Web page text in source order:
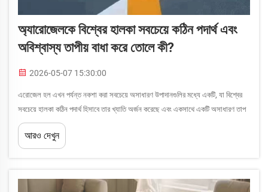
অ্যারোজেলকে বিশ্বের হালকা সবচেয়ে কঠিন পদার্থ এবং
অবিশ্বাস্য তাপীয় বাধা করে তোলে কী?
2026-05-07 15:30:00
এরোজেল হল এখন পর্যন্ত নকশা করা সবচেয়ে অসাধারণ উপাদানগুলির মধ্যে একটি, যা বিশ্বের
সবচেয়ে হালকা কঠিন পদার্থ হিসাবে তার খ্যাতি অর্জন করেছে এবং একসাথে একটি অসাধারণ তাপ
বাধা হিসাবে কাজ করে। এই অসাধারণ পদার্থটিকে কখনও কখনও 'জমে যাওয়া ধোঁয়া' বলা হয়...
আরও দেখুন